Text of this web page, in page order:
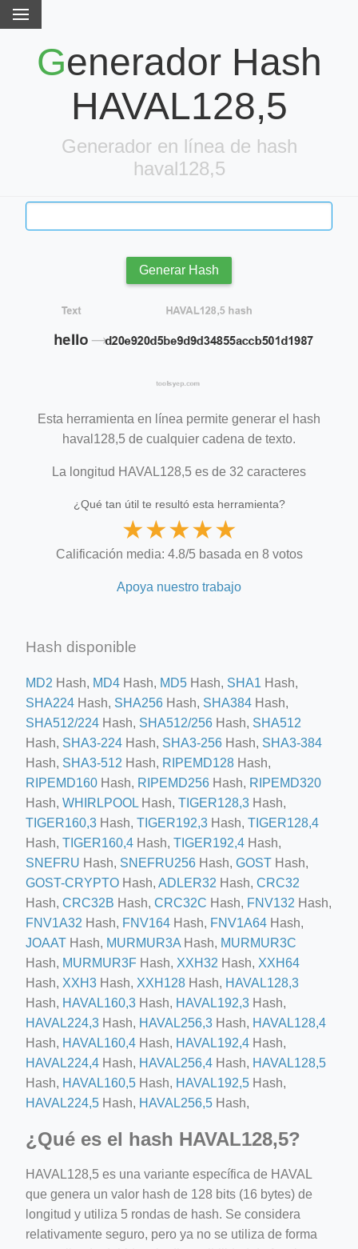
crew-neck-navy-blue/
feed-calculator
work?lat=37.49813&lng=127.0284&zoom=16
shredder-plant-equipment/scrap-shredder-fabrication
Generador Hash
HAVAL128,5
Generador en línea de hash
haval128,5
Generar Hash
Esta herramienta en línea permite generar el hash
haval128,5 de cualquier cadena de texto.
La longitud HAVAL128,5 es de 32 caracteres
¿Qué tan útil te resultó esta herramienta?
★★★★★
Calificación media: 4.8/5 basada en 8 votos
Apoya nuestro trabajo
Hash disponible
MD2 Hash, MD4 Hash, MD5 Hash, SHA1 Hash,
SHA224 Hash, SHA256 Hash, SHA384 Hash,
SHA512/224 Hash, SHA512/256 Hash, SHA512
Hash, SHA3-224 Hash, SHA3-256 Hash, SHA3-384
Hash, SHA3-512 Hash, RIPEMD128 Hash,
RIPEMD160 Hash, RIPEMD256 Hash, RIPEMD320
Hash, WHIRLPOOL Hash, TIGER128,3 Hash,
TIGER160,3 Hash, TIGER192,3 Hash, TIGER128,4
Hash, TIGER160,4 Hash, TIGER192,4 Hash,
SNEFRU Hash, SNEFRU256 Hash, GOST Hash,
GOST-CRYPTO Hash, ADLER32 Hash, CRC32
Hash, CRC32B Hash, CRC32C Hash, FNV132 Hash,
FNV1A32 Hash, FNV164 Hash, FNV1A64 Hash,
JOAAT Hash, MURMUR3A Hash, MURMUR3C
Hash, MURMUR3F Hash, XXH32 Hash, XXH64
Hash, XXH3 Hash, XXH128 Hash, HAVAL128,3
Hash, HAVAL160,3 Hash, HAVAL192,3 Hash,
HAVAL224,3 Hash, HAVAL256,3 Hash, HAVAL128,4
Hash, HAVAL160,4 Hash, HAVAL192,4 Hash,
HAVAL224,4 Hash, HAVAL256,4 Hash, HAVAL128,5
Hash, HAVAL160,5 Hash, HAVAL192,5 Hash,
HAVAL224,5 Hash, HAVAL256,5 Hash,
¿Qué es el hash HAVAL128,5?
HAVAL128,5 es una variante específica de HAVAL
que genera un valor hash de 128 bits (16 bytes) de
longitud y utiliza 5 rondas de hash. Se considera
relativamente seguro, pero ya no se utiliza de forma